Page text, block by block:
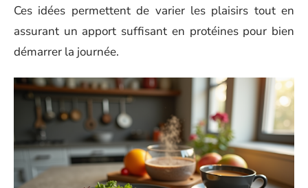
Ces idées permettent de varier les plaisirs tout en
assurant un apport suffisant en protéines pour bien
démarrer la journée.